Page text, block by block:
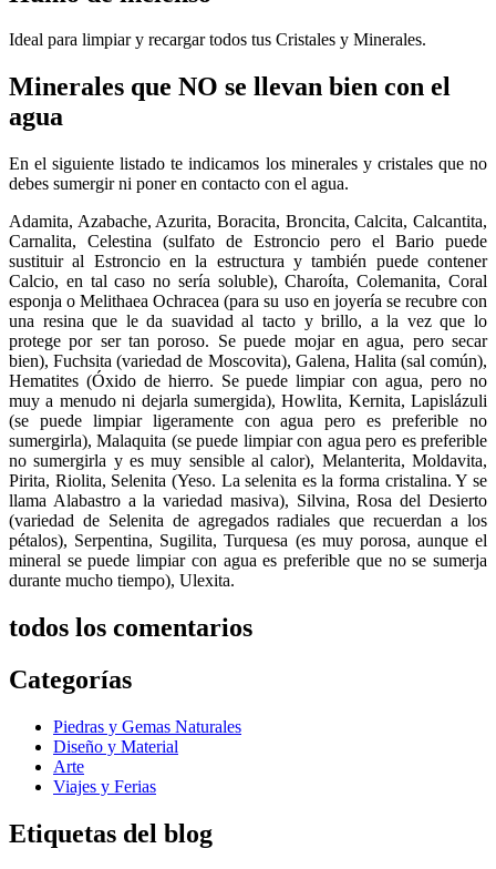
Ideal para limpiar y recargar todos tus Cristales y Minerales.
Minerales que NO se llevan bien con el
agua
En el siguiente listado te indicamos los minerales y cristales que no
debes sumergir ni poner en contacto con el agua.
Adamita, Azabache, Azurita, Boracita, Broncita, Calcita, Calcantita,
Carnalita, Celestina (sulfato de Estroncio pero el Bario puede
sustituir al Estroncio en la estructura y también puede contener
Calcio, en tal caso no sería soluble), Charoíta, Colemanita, Coral
esponja o Melithaea Ochracea (para su uso en joyería se recubre con
una resina que le da suavidad al tacto y brillo, a la vez que lo
protege por ser tan poroso. Se puede mojar en agua, pero secar
bien), Fuchsita (variedad de Moscovita), Galena, Halita (sal común),
Hematites (Óxido de hierro. Se puede limpiar con agua, pero no
muy a menudo ni dejarla sumergida), Howlita, Kernita, Lapislázuli
(se puede limpiar ligeramente con agua pero es preferible no
sumergirla), Malaquita (se puede limpiar con agua pero es preferible
no sumergirla y es muy sensible al calor), Melanterita, Moldavita,
Pirita, Riolita, Selenita (Yeso. La selenita es la forma cristalina. Y se
llama Alabastro a la variedad masiva), Silvina, Rosa del Desierto
(variedad de Selenita de agregados radiales que recuerdan a los
pétalos), Serpentina, Sugilita, Turquesa (es muy porosa, aunque el
mineral se puede limpiar con agua es preferible que no se sumerja
durante mucho tiempo), Ulexita.
todos los comentarios
Categorías
Piedras y Gemas Naturales
Diseño y Material
Arte
Viajes y Ferias
Etiquetas del blog